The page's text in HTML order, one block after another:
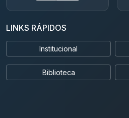
LINKS RÁPIDOS
Institucional
Biblioteca